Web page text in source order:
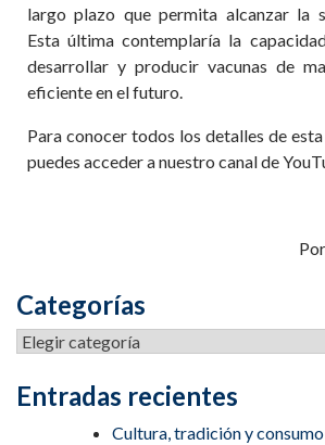
largo plazo que permita alcanzar la
Esta última contemplaría la
desarrollar y producir vacunas de
eficiente en el futuro.
Para conocer todos los detalles de
puedes acceder a nuestro canal de
Categorías
Entradas recientes
Cultura, tradición y